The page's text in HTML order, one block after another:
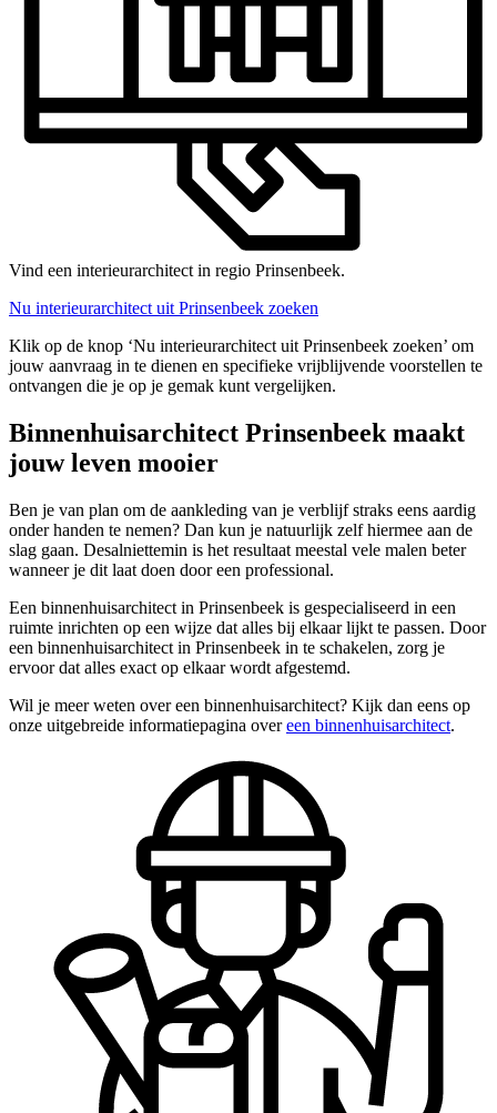
Vind een interieurarchitect in regio Prinsenbeek.
Nu interieurarchitect uit Prinsenbeek zoeken
Klik op de knop ‘Nu interieurarchitect uit Prinsenbeek zoeken’ om
jouw aanvraag in te dienen en specifieke vrijblijvende voorstellen te
ontvangen die je op je gemak kunt vergelijken.
Binnenhuisarchitect Prinsenbeek maakt
jouw leven mooier
Ben je van plan om de aankleding van je verblijf straks eens aardig
onder handen te nemen? Dan kun je natuurlijk zelf hiermee aan de
slag gaan. Desalniettemin is het resultaat meestal vele malen beter
wanneer je dit laat doen door een professional.
Een binnenhuisarchitect in Prinsenbeek is gespecialiseerd in een
ruimte inrichten op een wijze dat alles bij elkaar lijkt te passen. Door
een binnenhuisarchitect in Prinsenbeek in te schakelen, zorg je
ervoor dat alles exact op elkaar wordt afgestemd.
Wil je meer weten over een binnenhuisarchitect? Kijk dan eens op
onze uitgebreide informatiepagina overeen binnenhuisarchitect.